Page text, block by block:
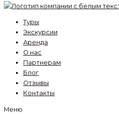
Туры
Экскурсии
Аренда
О нас
Партнерам
Блог
Отзывы
Контакты
Меню